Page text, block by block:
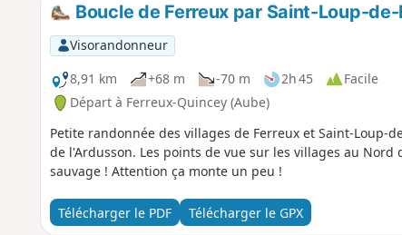
Boucle de Ferreux par Saint-Loup-
Visorandonneur
8,91 km
+68 m -70 m 2h 45
Facile
Départ à Ferreux-Quincey (Aube)
Petite randonnée des villages de Ferreux et Saint-Loup-
de l'Ardusson. Les points de vue sur les villages au
sauvage ! Attention ça monte un peu !
Télécharger le PDF Télécharger le GPX